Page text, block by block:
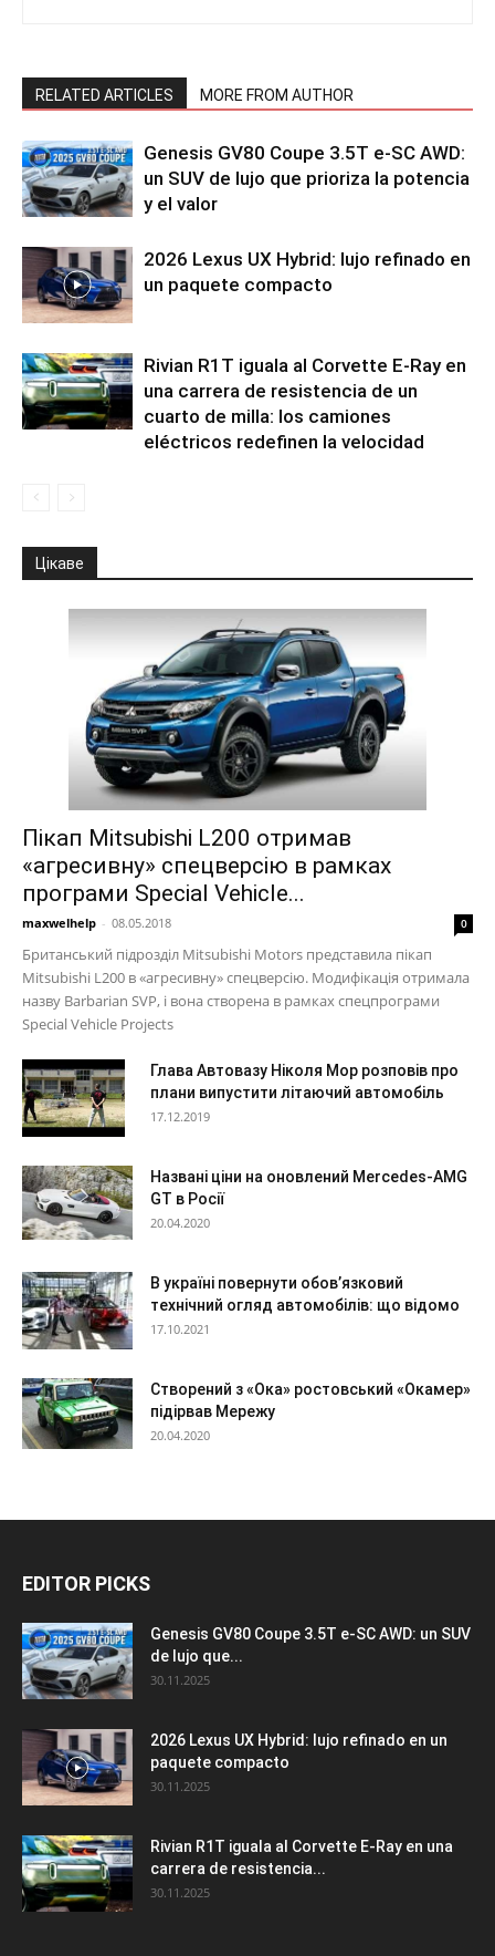
RELATED ARTICLES MORE FROM AUTHOR
Genesis GV80 Coupe 3.5T e-SC AWD:
un SUV de lujo que prioriza la potencia
y el valor
2026 Lexus UX Hybrid: lujo refinado en
un paquete compacto
Rivian R1T iguala al Corvette E-Ray en
una carrera de resistencia de un
cuarto de milla: los camiones
eléctricos redefinen la velocidad
Цікаве
Пікап Mitsubishi L200 отримав
«агресивну» спецверсію в рамках
програми Special Vehicle...
maxwelhelp - 08.05.2018 0
Британський підрозділ Mitsubishi Motors представила пікап
Mitsubishi L200 в «агресивну» спецверсію. Модифікація отримала
назву Barbarian SVP, і вона створена в рамках спецпрограми
Special Vehicle Projects
Глава Автовазу Ніколя Мор розповів про
плани випустити літаючий автомобіль
17.12.2019
Названі ціни на оновлений Mercedes-AMG
GT в Росії
20.04.2020
В україні повернути обов’язковий
технічний огляд автомобілів: що відомо
17.10.2021
Створений з «Ока» ростовський «Окамер»
підірвав Мережу
20.04.2020
EDITOR PICKS
Genesis GV80 Coupe 3.5T e-SC AWD: un SUV
de lujo que...
30.11.2025
2026 Lexus UX Hybrid: lujo refinado en un
paquete compacto
30.11.2025
Rivian R1T iguala al Corvette E-Ray en una
carrera de resistencia...
30.11.2025